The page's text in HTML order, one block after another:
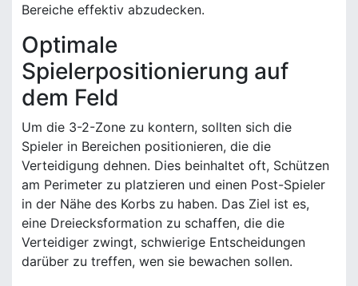
Bereiche effektiv abzudecken.
Optimale
Spielerpositionierung auf
dem Feld
Um die 3-2-Zone zu kontern, sollten sich die
Spieler in Bereichen positionieren, die die
Verteidigung dehnen. Dies beinhaltet oft, Schützen
am Perimeter zu platzieren und einen Post-Spieler
in der Nähe des Korbs zu haben. Das Ziel ist es,
eine Dreiecksformation zu schaffen, die die
Verteidiger zwingt, schwierige Entscheidungen
darüber zu treffen, wen sie bewachen sollen.